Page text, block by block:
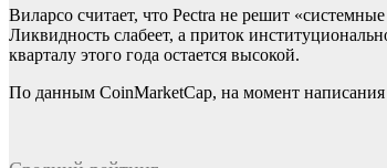
Виларсо считает, что Pectra не решит
Ликвидность слабеет, а приток
кварталу этого года остается высокой.
По данным CoinMarketCap, на момент написания